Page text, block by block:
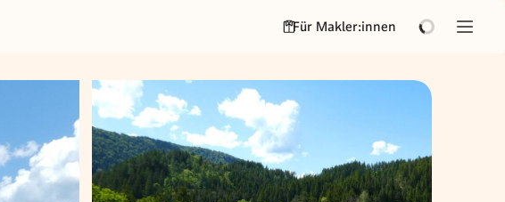
Für Makler:innen